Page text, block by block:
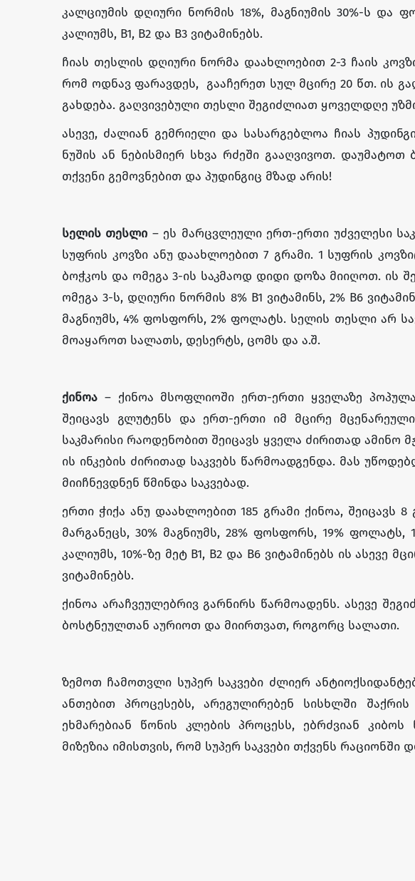
კალციუმის დღიური ნორმის 18%, მაგნიუმის 30%-ს და
კალიუმს, B1, B2 და B3 ვიტამინებს.
ჩიას თესლის დღიური ნორმა დაახლოებით 2-3 ჩაის
რომ ოდნავ ფარავდეს, გააჩერეთ სულ მცირე 20 წთ. ის
გახდება. გაღვივებული თესლი შეგიძლიათ ყოველდღე
ასევე, ძალიან გემრიელი და სასარგებლოა ჩიას
ნუშის ან ნებისმიერ სხვა რძეში გააღვივოთ. დაუმატოთ
თქვენი გემოვნებით და პუდინგიც მზად არის!
სელის თესლი – ეს მარცვლეული ერთ-ერთი უძველესი
სუფრის კოვზი ანუ დაახლოებით 7 გრამი. 1 სუფრის
ბოჭკოს და ომეგა 3-ის საკმაოდ დიდი დოზა მიიღოთ. ის
ომეგა 3-ს, დღიური ნორმის 8% B1 ვიტამინს, 2% B6
მაგნიუმს, 4% ფოსფორს, 2% ფოლატს. სელის თესლი არ
მოაყაროთ სალათს, დესერტს, ცომს და ა.შ.
ქინოა – ქინოა მსოფლიოში ერთ-ერთი ყველაზე
შეიცავს გლუტენს და ერთ-ერთი იმ მცირე
საკმარისი რაოდენობით შეიცავს ყველა ძირითად ამინო
ის ინკების ძირითად საკვებს წარმოადგენდა. მას
მიიჩნევდნენ წმინდა საკვებად.
ერთი ჭიქა ანუ დაახლოებით 185 გრამი ქინოა, შეიცავს
მარგანეცს, 30% მაგნიუმს, 28% ფოსფორს, 19% ფოლატს,
კალიუმს, 10%-ზე მეტ B1, B2 და B6 ვიტამინებს ის ასევე
ვიტამინებს.
ქინოა არაჩვეულებრივ გარნირს წარმოადენს. ასევე
ბოსტნეულთან აურიოთ და მიირთვათ, როგორც სალათი.
ზემოთ ჩამოთვლი სუპერ საკვები ძლიერ
ანთებით პროცესებს, არეგულირებენ სისხლში
ეხმარებიან წონის კლების პროცესს, ებრძვიან
მიზეზია იმისთვის, რომ სუპერ საკვები თქვენს რაციონში